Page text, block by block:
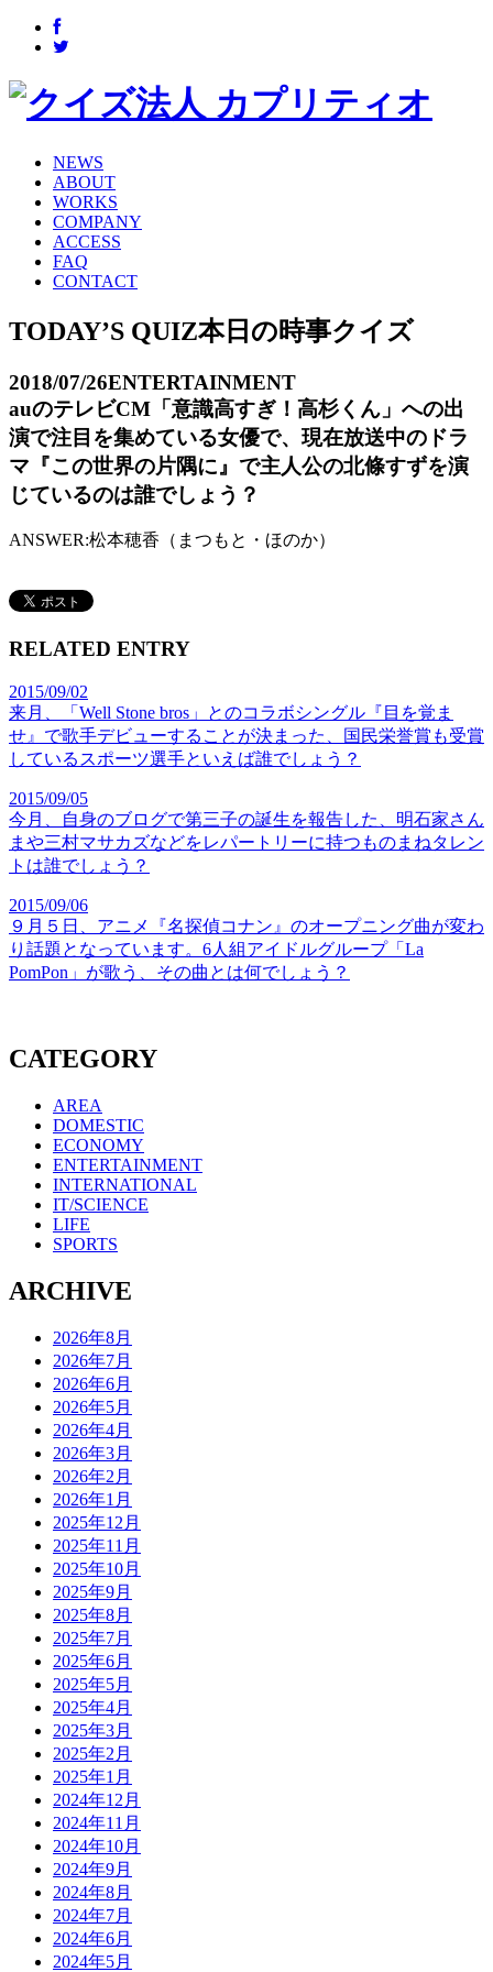
NEWS
ABOUT
WORKS
COMPANY
ACCESS
FAQ
CONTACT
TODAY’S QUIZ本日の時事クイズ
2018/07/26ENTERTAINMENT
auのテレビCM「意識高すぎ！高杉くん」への出
演で注目を集めている女優で、現在放送中のドラ
マ『この世界の片隅に』で主人公の北條すずを演
じているのは誰でしょう？
ANSWER:松本穂香（まつもと・ほのか）
RELATED ENTRY
2015/09/02
来月、「Well Stone bros」とのコラボシングル『目を覚ま
せ』で歌手デビューすることが決まった、国民栄誉賞も受賞
しているスポーツ選手といえば誰でしょう？
2015/09/05
今月、自身のブログで第三子の誕生を報告した、明石家さん
まや三村マサカズなどをレパートリーに持つものまねタレン
トは誰でしょう？
2015/09/06
９月５日、アニメ『名探偵コナン』のオープニング曲が変わ
り話題となっています。6人組アイドルグループ「La
PomPon」が歌う、その曲とは何でしょう？
CATEGORY
AREA
DOMESTIC
ECONOMY
ENTERTAINMENT
INTERNATIONAL
IT/SCIENCE
LIFE
SPORTS
ARCHIVE
2026年8月
2026年7月
2026年6月
2026年5月
2026年4月
2026年3月
2026年2月
2026年1月
2025年12月
2025年11月
2025年10月
2025年9月
2025年8月
2025年7月
2025年6月
2025年5月
2025年4月
2025年3月
2025年2月
2025年1月
2024年12月
2024年11月
2024年10月
2024年9月
2024年8月
2024年7月
2024年6月
2024年5月